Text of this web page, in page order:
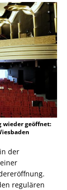
wieder geöffnet:
der
regulären